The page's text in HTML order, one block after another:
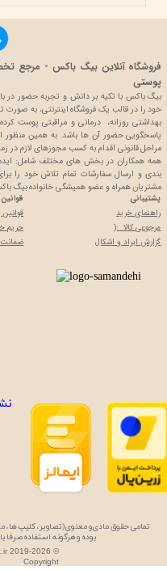
پشتیبانی
راهنمای خرید
مرجوعی کالا :(
گزارش ایراد و اشکال
قوانین
حریم
ضمانت
تمامی حقوق مادی و معنوی (تصاویر، کلیپ
بوده و هرگونه استفاده صرفا
فروشگاه آنلاین بیگ باکس - مرجع
پوستی
خود را در قالب یک فروشگاه اینترنتی، به
بهداشتی روزانه، درمانی و مراقبتی پوست
پاسخگویی حضور آن ها باشد. به همین منظور
مراحل قانونی اقدام به کسب مجوزهای لازم در
همه همکاران در بخش های مختلف شامل:
بندی و ارسال سفارشات تمام تلاش خود را
مشتریان همراه و عضو همیشگی خانواده بیگ
2019-2026 ©
Copyright